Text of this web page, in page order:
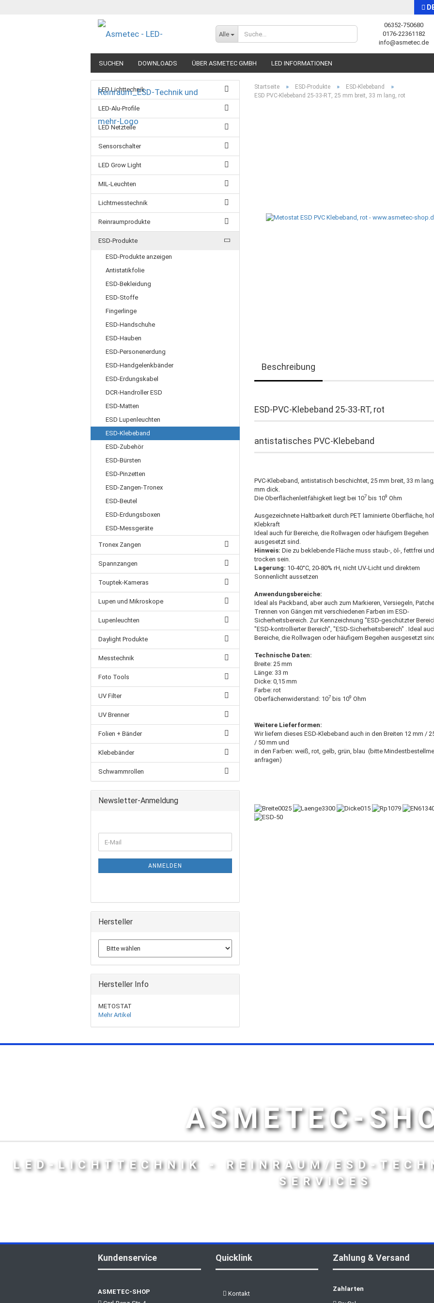
Sprache auswählen
Alle
06352-750680
0176-22361182
info@asmetec.de
SUCHEN DOWNLOADS ÜBER ASMETEC GMBH LED INFORMATIONEN
Startseite » ESD-Produkte » ESD-Klebeband »
ESD PVC-Klebeband 25-33-RT, 25 mm breit, 33 m lang, rot
Beschreibung
ESD-PVC-Klebeband 25-33-RT, rot
antistatisches PVC-Klebeband
PVC-Klebeband, antistatisch beschichtet, 25 mm breit, 33 m
mm dick.
Die Oberflächenleitfähigkeit liegt bei 107 bis 109 Ohm
Ausgezeichnete Haltbarkeit durch PET laminierte Oberfläche,
Klebkraft
Ideal auch für Bereiche, die Rollwagen oder häufigem Begehen
ausgesetzt sind.
Hinweis: Die zu beklebende Fläche muss staub-, öl-, fettfrei und
trocken sein.
Lagerung: 10-40°C, 20-80% rH, nicht UV-Licht und direktem
Sonnenlicht aussetzen
Anwendungsbereiche:
Ideal als Packband, aber auch zum Markieren, Versiegeln,
Trennen von Gängen mit verschiedenen Farben im ESD-
Sicherheitsbereich. Zur Kennzeichnung "ESD-geschützter
"ESD-kontrollierter Bereich", "ESD-Sicherheitsbereich" . Ideal
Bereiche, die Rollwagen oder häufigem Begehen ausgesetzt
Technische Daten:
Breite: 25 mm
Länge: 33 m
Dicke: 0,15 mm
Farbe: rot
Oberfächenwiderstand: 107 bis 109 Ohm
Weitere Lieferformen:
Wir liefern dieses ESD-Klebeband auch in den Breiten 12 mm /
/ 50 mm und
in den Farben: weiß, rot, gelb, grün, blau (bitte
anfragen)
LED Lichttechnik
LED-Alu-Profile
LED Netzteile
Sensorschalter
LED Grow Light
MIL-Leuchten
Lichtmesstechnik
Reinraumprodukte
ESD-Produkte
ESD-Produkte anzeigen
Antistatikfolie
ESD-Bekleidung
ESD-Stoffe
Fingerlinge
ESD-Handschuhe
ESD-Hauben
ESD-Personenerdung
ESD-Handgelenkbänder
ESD-Erdungskabel
DCR-Handroller ESD
ESD-Matten
ESD Lupenleuchten
ESD-Klebeband
ESD-Zubehör
ESD-Bürsten
ESD-Pinzetten
ESD-Zangen-Tronex
ESD-Beutel
ESD-Erdungsboxen
ESD-Messgeräte
Tronex Zangen
Spannzangen
Touptek-Kameras
Lupen und Mikroskope
Lupenleuchten
Daylight Produkte
Messtechnik
Foto Tools
UV Filter
UV Brenner
Folien + Bänder
Klebebänder
Schwammrollen
Newsletter-Anmeldung
ANMELDEN
Hersteller
Hersteller Info
METOSTAT
Mehr Artikel
ASMETEC-
LED-LICHTTECHNIK - REINRAUM/ESD-
SERVICES
Kundenservice
ASMETEC-SHOP
Quicklink
Kontakt
Zahlung & Versand
Zahlarten